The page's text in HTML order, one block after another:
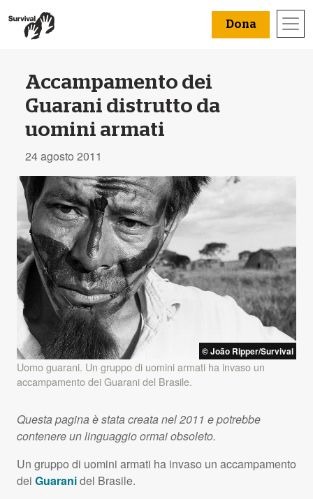
Dona
Accampamento dei
Guarani distrutto da
uomini armati
24 agosto 2011
© João Ripper/Survival
Uomo guarani. Un gruppo di uomini armati ha invaso un
accampamento dei Guarani del Brasile.
Questa pagina è stata creata nel 2011 e potrebbe
contenere un linguaggio ormai obsoleto.
Un gruppo di uomini armati ha invaso un accampamento
dei Guaranidel Brasile.